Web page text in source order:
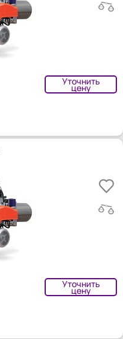
Уточнить
цену
Уточнить
цену